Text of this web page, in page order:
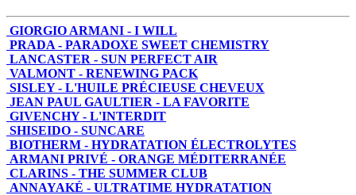
GIORGIO ARMANI - I WILL
PRADA - PARADOXE SWEET CHEMISTRY
LANCASTER - SUN PERFECT AIR
VALMONT - RENEWING PACK
SISLEY - L'HUILE PRÉCIEUSE CHEVEUX
JEAN PAUL GAULTIER - LA FAVORITE
GIVENCHY - L'INTERDIT
SHISEIDO - SUNCARE
BIOTHERM - HYDRATATION ÉLECTROLYTES
ARMANI PRIVÉ - ORANGE MÉDITERRANÉE
CLARINS - THE SUMMER CLUB
ANNAYAKÉ - ULTRATIME HYDRATATION